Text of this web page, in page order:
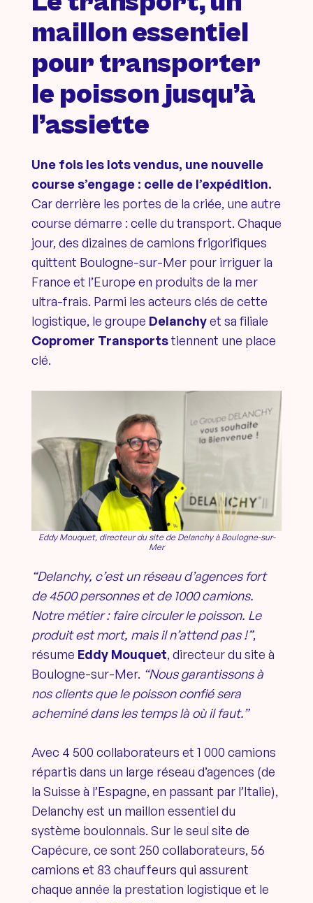
maillon essentiel
pour transporter
le poisson jusqu’à
l’assiette
Une fois les lots vendus, une nouvelle
course s’engage : celle de l’expédition.
Car derrière les portes de la criée, une autre
course démarre : celle du transport. Chaque
jour, des dizaines de camions frigorifiques
quittent Boulogne-sur-Mer pour irriguer la
France et l’Europe en produits de la mer
ultra-frais. Parmi les acteurs clés de cette
logistique, le groupe Delanchyet sa filiale
Copromer Transportstiennent une place
clé.
Eddy Mouquet, directeur du site de Delanchy à Boulogne-sur-
Mer
“Delanchy, c’est un réseau d’agences fort
de 4500 personnes et de 1000 camions.
Notre métier : faire circuler le poisson. Le
produit est mort, mais il n’attend pas !”,
résume Eddy Mouquet, directeur du site à
Boulogne-sur-Mer. “Nous garantissons à
nos clients que le poisson confié sera
acheminé dans les temps là où il faut.”
Avec 4 500 collaborateurs et 1 000 camions
répartis dans un large réseau d’agences (de
la Suisse à l’Espagne, en passant par l’Italie),
Delanchy est un maillon essentiel du
système boulonnais. Sur le seul site de
Capécure, ce sont 250 collaborateurs, 56
camions et 83 chauffeurs qui assurent
chaque année la prestation logistique et le